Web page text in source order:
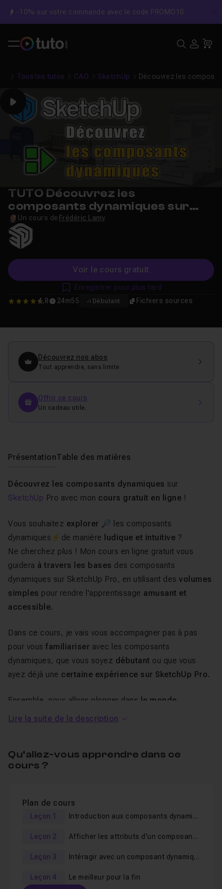
-10% sur votre commande avec le code PROMO10
Tous les tutos CAO SketchUp Découvrez les
Play
TUTO Découvrez les
composants dynamiques sur
Sketchup
Un cours de Frédéric Lamy
Voir le cours gratuit
4.75 4,8 24m55 Débutant Fichiers sources
Enregistrer pour plus tard
Découvrez nos abos
Tout apprendre, sans limite
Offrir ce cours
Un cadeau utile.
PrésentationTable des matières
Découvrez les composants dynamiques sur
SketchUp Pro avec mon cours gratuit en ligne !
Vous souhaitez explorer 🔎 les composants
dynamiques⚡de manière
ludique et intuitive ?
Ne cherchez plus ! Mon cours en ligne gratuit vous
guidera à travers les bases des composants
dynamiques sur SketchUp Pro, en utilisant des volumes
simples pour rendre l'apprentissage amusant et
accessible.
Dans ce cours, je vais vous accompagner pas à pas
pour vous familiariser avec les composants
dynamiques, que vous soyez débutant ou que vous
ayez déjà une certaine expérience sur SketchUp Pro.
Ensemble, nous allons plonger dans le monde
fascinant des composants dynamiques
> Animez vos objets avec les composants dynamiques
Lire la suite de la description
Qu’allez-vous apprendre dans ce
cours ?
Plan de cours
Leçon 1 Introduction aux composants dynamiques
Leçon 2 Afficher les attributs d'un composant dynamique
Leçon 3 Intéragir avec un composant dynamique
Leçon 4 Le meilleur pour la fin